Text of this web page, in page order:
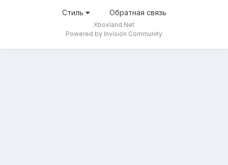
Стиль Обратная связь
Xboxland.Net
Powered by Invision Community